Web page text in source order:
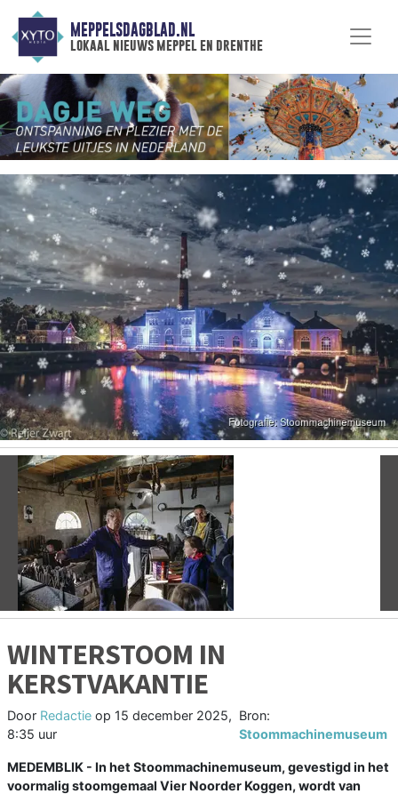
MEPPELSDAGBLAD.NL
lokaal nieuws meppel en drenthe
Vorige
WINTERSTOOM IN
KERSTVAKANTIE
Door Redactie op 15 december 2025,
8:35 uur
Bron:
Stoommachinemuseum
MEDEMBLIK - In het Stoommachinemuseum, gevestigd in het
voormalig stoomgemaal Vier Noorder Koggen, wordt van